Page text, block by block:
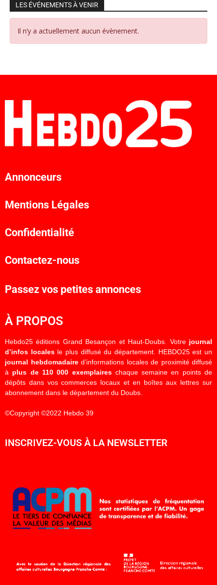
LES ÉVÉNEMENTS À VENIR
Il n’y a actuellement aucun évènement.
Annonceurs
Mentions Légales
Confidentialité
Contactez-nous
Passez vos petites annonces
À PROPOS
Hebdo25 éditions Grand Besançon et Haut-Doubs. Votre journal
d’infos localesle plus diffusé du département. HEBDO25 est un
journal hebdomadaired’informations locales de proximité diffusé
à plus de 110 000 exemplaireschaque semaine en points de
dépôts dans vos commerces locaux et en boîtes aux lettres sur
abonnement dans le département du Doubs.
©Copyright ©2022 Hebdo 39
INSCRIVEZ-VOUS À LA NEWSLETTER